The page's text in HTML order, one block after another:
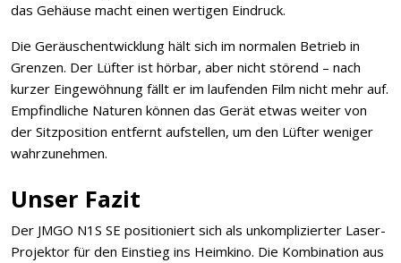
das Gehäuse macht einen wertigen Eindruck.
Die Geräuschentwicklung hält sich im normalen Betrieb in
Grenzen. Der Lüfter ist hörbar, aber nicht störend – nach
kurzer Eingewöhnung fällt er im laufenden Film nicht mehr auf.
Empfindliche Naturen können das Gerät etwas weiter von
der Sitzposition entfernt aufstellen, um den Lüfter weniger
wahrzunehmen.
Unser Fazit
Der JMGO N1S SE positioniert sich als unkomplizierter Laser-
Projektor für den Einstieg ins Heimkino. Die Kombination aus